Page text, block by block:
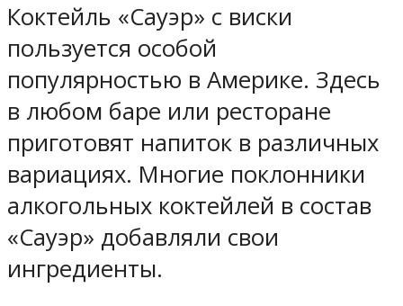
Коктейль «Сауэр» с виски
пользуется особой
популярностью в Америке. Здесь
в любом баре или ресторане
приготовят напиток в различных
вариациях. Многие поклонники
алкогольных коктейлей в состав
«Сауэр» добавляли свои
ингредиенты.